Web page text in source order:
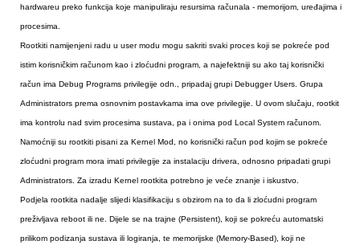
hardwareu preko funkcija koje manipuliraju resursima računala - memorijom, uređajima i
procesima.
Rootkiti namijenjeni radu u user modu mogu sakriti svaki proces koji se pokreće pod
istim korisničkim računom kao i zloćudni program, a najefektniji su ako taj korisnički
račun ima Debug Programs privilegije odn., pripadaj grupi Debugger Users. Grupa
Administrators prema osnovnim postavkama ima ove privilegije. U ovom slučaju, rootkit
ima kontrolu nad svim procesima sustava, pa i onima pod Local System računom.
Namoćniji su rootkiti pisani za Kernel Mod, no korisnički račun pod kojim se pokreće
zloćudni program mora imati privilegije za instalaciju drivera, odnosno pripadati grupi
Administrators. Za izradu Kernel rootkita potrebno je veće znanje i iskustvo.
Podjela rootkita nadalje slijedi klasifikaciju s obzirom na to da li zloćudni program
preživljava reboot ili ne. Dijele se na trajne (Persistent), koji se pokreću automatski
prilikom podizanja sustava ili logiranja, te memorijske (Memory-Based), koji ne